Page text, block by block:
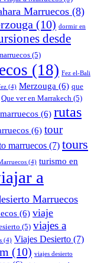
Marruecos (8)
(10) dormir en
desde
(5)
(18) Fez el-Bali
(4) Merzouga (6) que
Que ver en Marrakech (5)
(6) rutas
(6) tour
marruecos (7) tours
(4) turismo en
a
Marruecos
(6) viaje
(5) viajes a
(4) Viajes Desierto (7)
(10) viajes desierto